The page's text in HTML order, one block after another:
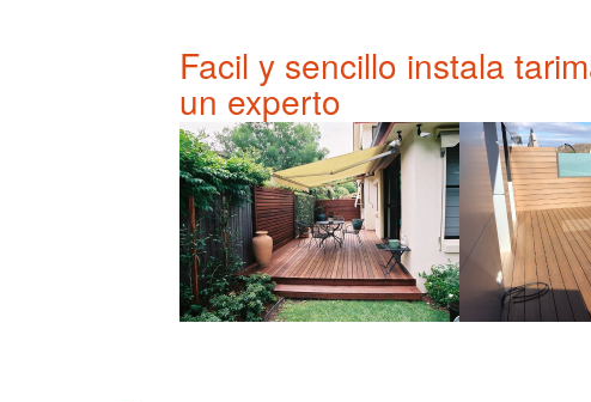
Facil y sencillo instala
un experto